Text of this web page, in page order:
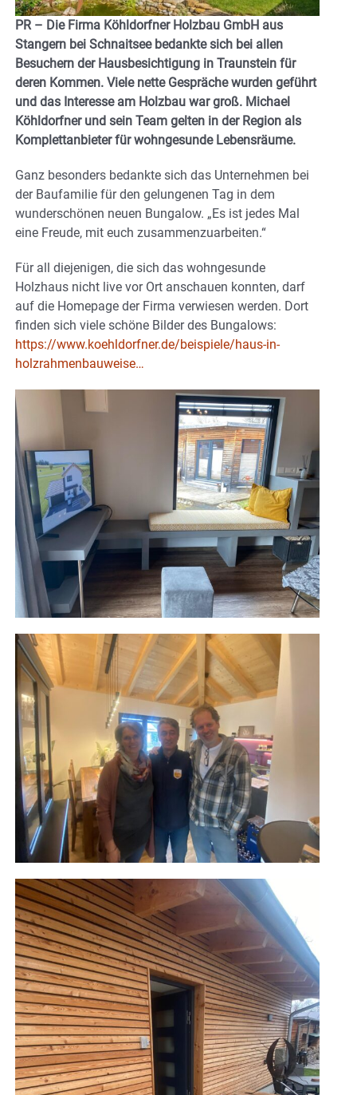
PR – Die Firma Köhldorfner Holzbau GmbH aus
Stangern bei Schnaitsee bedankte sich bei allen
Besuchern der Hausbesichtigung in Traunstein für
deren Kommen. Viele nette Gespräche wurden geführt
und das Interesse am Holzbau war groß. Michael
Köhldorfner und sein Team gelten in der Region als
Komplettanbieter für wohngesunde Lebensräume.
Ganz besonders bedankte sich das Unternehmen bei
der Baufamilie für den gelungenen Tag in dem
wunderschönen neuen Bungalow. „Es ist jedes Mal
eine Freude, mit euch zusammenzuarbeiten.“
Für all diejenigen, die sich das wohngesunde
Holzhaus nicht live vor Ort anschauen konnten, darf
auf die Homepage der Firma verwiesen werden. Dort
finden sich viele schöne Bilder des Bungalows:
https://www.koehldorfner.de/beispiele/haus-in-
holzrahmenbauweise…